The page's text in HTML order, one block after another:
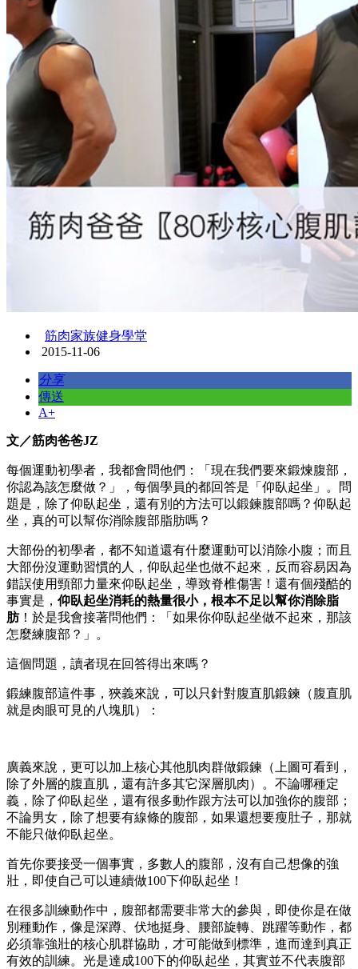
筋肉家族健身學堂
2015-11-06
分享
傳送
A+
文／筋肉爸爸JZ
每個運動初學者，我都會問他們：「現在我們要來鍛煉腹部，
你認為該怎麼做？」，每個學員的都回答是「仰臥起坐」。問
題是，除了仰臥起坐，還有別的方法可以鍛鍊腹部嗎？仰臥起
坐，真的可以幫你消除腹部脂肪嗎？
大部份的初學者，都不知道還有什麼運動可以消除小腹；而且
大部份沒運動習慣的人，仰臥起坐也做不起來，反而容易因為
錯誤使用頸部力量來仰臥起坐，導致脊椎傷害！還有個殘酷的
事實是， 仰臥起坐消耗的熱量很小，根本不足以幫你消除脂
肪！於是我會接著問他們：「如果你仰臥起坐做不起來，那該
怎麼練腹部？」。
這個問題，讀者現在回答得出來嗎？
鍛練腹部這件事，狹義來說，可以只針對腹直肌鍛鍊（腹直肌
就是肉眼可見的八塊肌）：
廣義來說，更可以加上核心其他肌肉群做鍛鍊（上圖可看到，
除了外層的腹直肌，還有許多其它深層肌肉）。不論哪種定
義，除了仰臥起坐，還有很多動作跟方法可以加強你的腹部；
不論男女，除了想要有線條的腹部，如果還想要瘦肚子，那就
不能只做仰臥起坐。
首先你要接受一個事實，多數人的腹部，沒有自己想像的強
壯，即使自己可以連續做100下仰臥起坐！
在很多訓練動作中，腹部都需要非常大的參與，即使你是在做
別種動作，像是深蹲、伏地挺身、腰部旋轉、跳躍等動作，都
必須靠強壯的核心肌群協助，才可能做到標準，進而達到真正
有效的訓練。光是達成100下的仰臥起坐，其實並不代表腹部